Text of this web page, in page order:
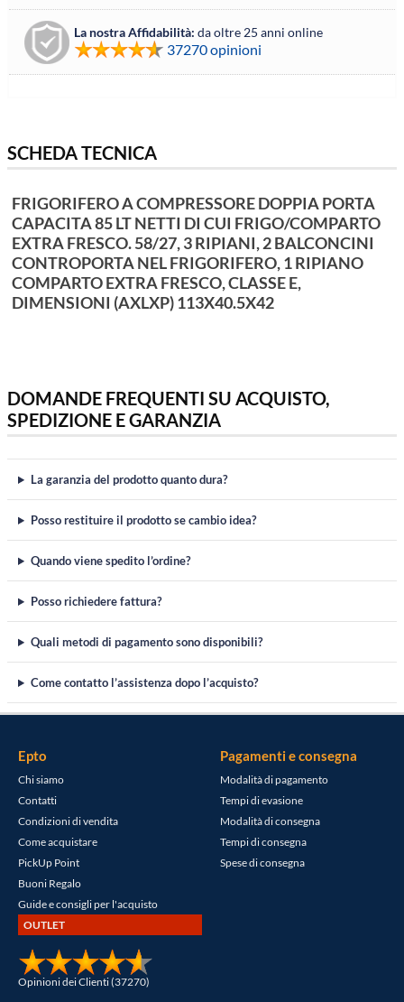
La nostra Affidabilità: da oltre 25 anni online
37270 opinioni
SCHEDA TECNICA
FRIGORIFERO A COMPRESSORE DOPPIA PORTA
CAPACITA 85 LT NETTI DI CUI FRIGO/COMPARTO
EXTRA FRESCO. 58/27, 3 RIPIANI, 2 BALCONCINI
CONTROPORTA NEL FRIGORIFERO, 1 RIPIANO
COMPARTO EXTRA FRESCO, CLASSE E,
DIMENSIONI (AXLXP) 113X40.5X42
DOMANDE FREQUENTI SU ACQUISTO,
SPEDIZIONE E GARANZIA
La garanzia del prodotto quanto dura?
Posso restituire il prodotto se cambio idea?
Quando viene spedito l’ordine?
Posso richiedere fattura?
Quali metodi di pagamento sono disponibili?
Come contatto l’assistenza dopo l’acquisto?
Epto
Chi siamo
Contatti
Condizioni di vendita
Come acquistare
PickUp Point
Buoni Regalo
Guide e consigli per l'acquisto
OUTLET
Opinioni dei Clienti (37270)
Pagamenti e consegna
Modalità di pagamento
Tempi di evasione
Modalità di consegna
Tempi di consegna
Spese di consegna